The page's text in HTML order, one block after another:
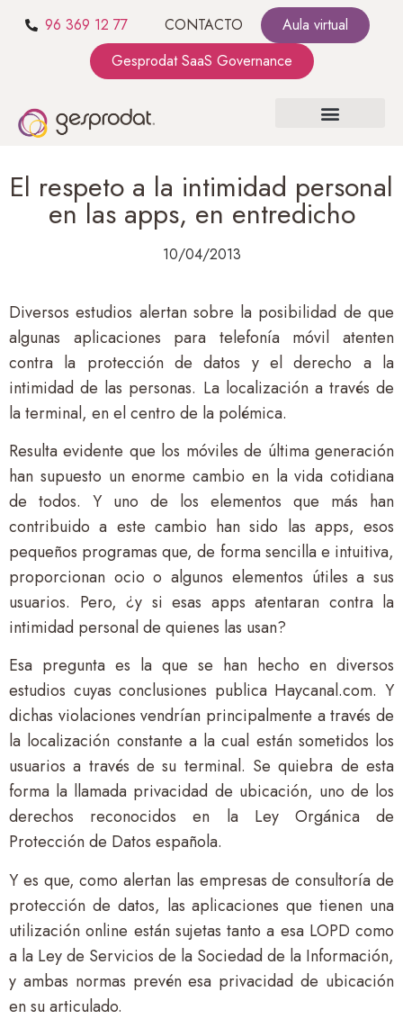
96 369 12 77 CONTACTO
Aula virtual
Gesprodat SaaS Governance
El respeto a la intimidad personal
en las apps, en entredicho
10/04/2013
Diversos estudios alertan sobre la posibilidad de que
algunas aplicaciones para telefonía móvil atenten
contra la protección de datos y el derecho a la
intimidad de las personas. La localización a través de
la terminal, en el centro de la polémica.
Resulta evidente que los móviles de última generación
han supuesto un enorme cambio en la vida cotidiana
de todos. Y uno de los elementos que más han
contribuido a este cambio han sido las apps, esos
pequeños programas que, de forma sencilla e intuitiva,
proporcionan ocio o algunos elementos útiles a sus
usuarios. Pero, ¿y si esas apps atentaran contra la
intimidad personal de quienes las usan?
Esa pregunta es la que se han hecho en diversos
estudios cuyas conclusiones publica Haycanal.com. Y
dichas violaciones vendrían principalmente a través de
la localización constante a la cual están sometidos los
usuarios a través de su terminal. Se quiebra de esta
forma la llamada privacidad de ubicación, uno de los
derechos reconocidos en la Ley Orgánica de
Protección de Datos española.
Y es que, como alertan las empresas de consultoría de
protección de datos, las aplicaciones que tienen una
utilización online están sujetas tanto a esa LOPD como
a la Ley de Servicios de la Sociedad de la Información,
y ambas normas prevén esa privacidad de ubicación
en su articulado.